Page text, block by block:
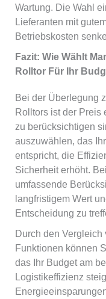
Wartung. Die Wahl
Lieferanten mit
Betriebskosten
Fazit: Wie Wählt
Rolltor Für Ihr
Bei der Überlegung
Rolltors ist der Preis
zu berücksichtigen
auszuwählen, das
entspricht, die
Sicherheit erhöht.
umfassende
langfristigem Wert
Entscheidung zu
Durch den
Funktionen können
das Ihr Budget am
Logistikeffizienz